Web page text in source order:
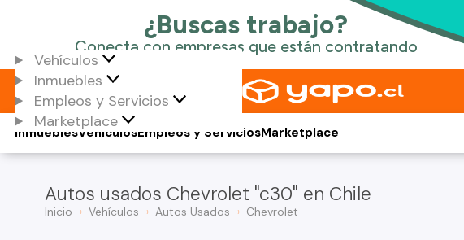
Vehículos
Inmuebles
Empleos y Servicios
Marketplace
Vehículos
Inmuebles Empleos y ServiciosMarketplace
Autos usados Chevrolet "c30" en Chile
Inicio Vehículos Autos Usados Chevrolet